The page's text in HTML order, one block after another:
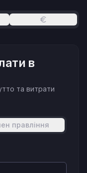
в
та витрати
правління